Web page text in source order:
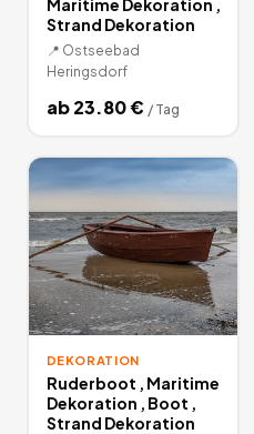
Strand Dekoration
📍 Ostseebad
Heringsdorf
ab23.80€ / Tag
DEKORATION
Ruderboot , Maritime
Dekoration , Boot ,
Strand Dekoration